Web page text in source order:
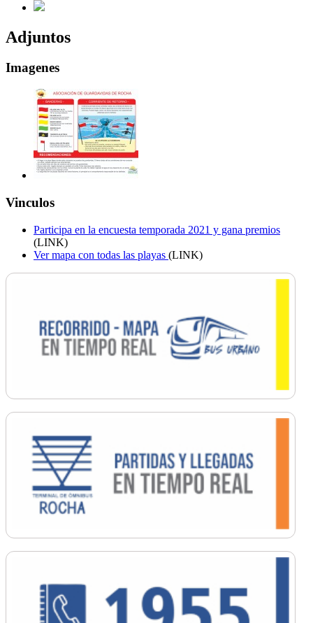
Adjuntos
Imagenes
Vinculos
Participa en la encuesta temporada 2021 y gana premios
(LINK)
Ver mapa con todas las playas (LINK)